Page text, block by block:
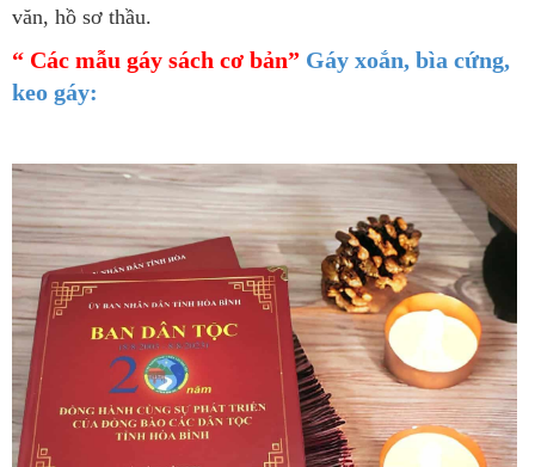
văn, hồ sơ thầu.
“ Các mẫu gáy sách cơ bản” Gáy xoắn, bìa cứng,
keo gáy: